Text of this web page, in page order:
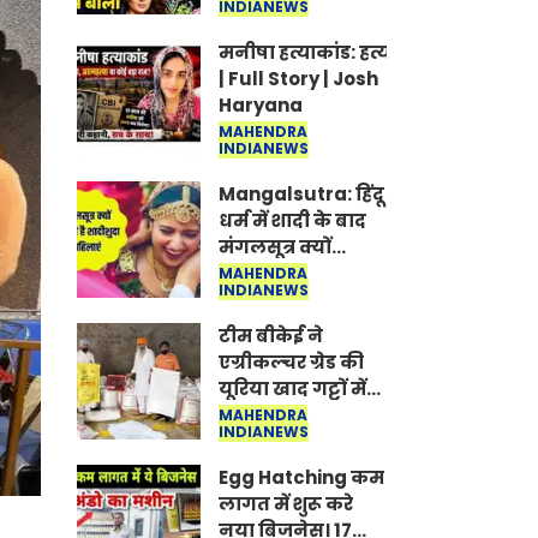
Jantar-Mantar |
CJP protest
INDIANEWS
मनीषा हत्याकांड: हत्या, आत्महत्या या
| Full Story | Josh
Haryana
MAHENDRA
INDIANEWS
Mangalsutra: हिंदू
धर्म में शादी के बाद
मंगलसूत्र क्यों
पहनती है महिलाएं,
किसने शुरु की ये
परंपरा
MAHENDRA
INDIANEWS
टीम बीकेई ने
एग्रीकल्चर ग्रेड की
यूरिया खाद गट्टों में
बदलकर टेक्निकल
ग्रेड में बेचने वालों पर
करवाई कार्रवाई:
लखविंदर सिंह
औलख
MAHENDRA
INDIANEWS
Egg Hatching कम
लागत में शुरू करे
नया बिजनेस। 17